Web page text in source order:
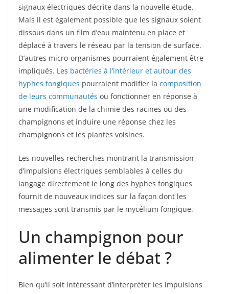
signaux électriques décrite dans la nouvelle étude.
Mais il est également possible que les signaux soient
dissous dans un film d’eau maintenu en place et
déplacé à travers le réseau par la tension de surface.
D’autres micro-organismes pourraient également être
impliqués. Les bactéries à l’intérieur et autour des
hyphes fongiques pourraient modifier la composition
de leurs communautés ou fonctionner en réponse à
une modification de la chimie des racines ou des
champignons et induire une réponse chez les
champignons et les plantes voisines.
Les nouvelles recherches montrant la transmission
d’impulsions électriques semblables à celles du
langage directement le long des hyphes fongiques
fournit de nouveaux indices sur la façon dont les
messages sont transmis par le mycélium fongique.
Un champignon pour
alimenter le débat ?
Bien qu’il soit intéressant d’interpréter les impulsions